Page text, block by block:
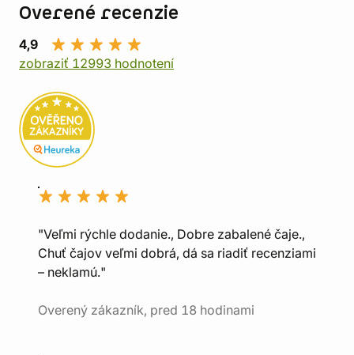
Overené recenzie
4,9
zobraziť 12993 hodnotení
"Veľmi rýchle dodanie., Dobre zabalené čaje.,
Chuť čajov veľmi dobrá, dá sa riadiť recenziami
– neklamú."
Overený zákazník, pred 18 hodinami